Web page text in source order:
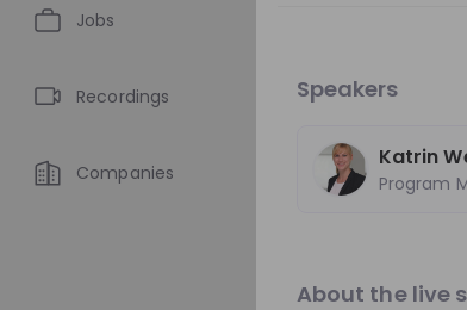
Jobs
Recordings
Companies Overview
Speakers
Katrin
Program
About the live